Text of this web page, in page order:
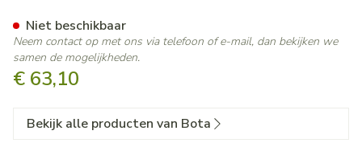
€ 63,10
Niet beschikbaar
Neem contact op met ons via telefoon of e-mail, dan bekijken we
samen de mogelijkheden.
Bekijk alle producten van Bota